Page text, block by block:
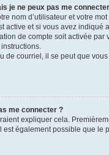
je ne peux pas me
nom d’utilisateur et votre
active et si vous avez
de compte soit activée
de courriel, il se peut que
me connecter ?
expliquer cela.
est également possible que le